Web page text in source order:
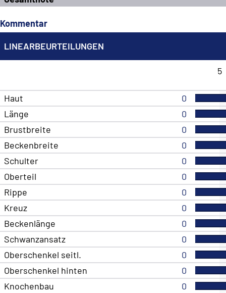
Kommentar
LINEARBEURTEILUNGEN
5
Haut
0
Länge
0
Brustbreite
0
Beckenbreite
0
Schulter
0
Oberteil
0
Rippe
0
Kreuz
0
Beckenlänge
0
Schwanzansatz
0
Oberschenkel seitl.
0
Oberschenkel hinten
0
Knochenbau
0